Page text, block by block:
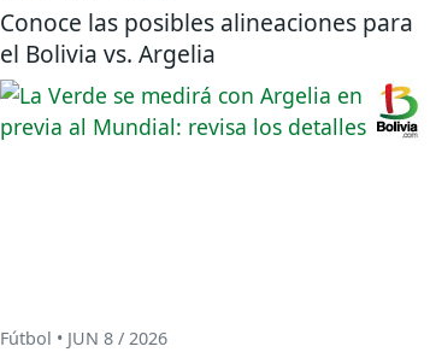
Conoce las posibles alineaciones para
el Bolivia vs. Argelia
Fútbol • JUN 8 / 2026